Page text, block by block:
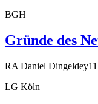
BGH
Gründe des
RA Daniel Dingeldey
LG Köln